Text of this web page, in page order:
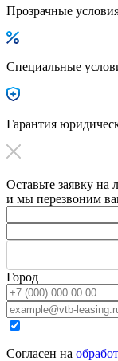
Прозрачные
Специальные
Гарантия
Оставьте заявку на
и мы перезвоним
Город
Согласен на